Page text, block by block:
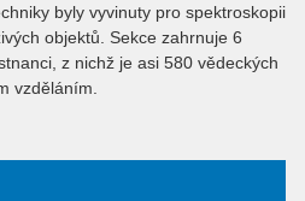
byly vyvinuty pro spektroskopii
objektů. Sekce zahrnuje 6
z nichž je asi 580 vědeckých
vzděláním.